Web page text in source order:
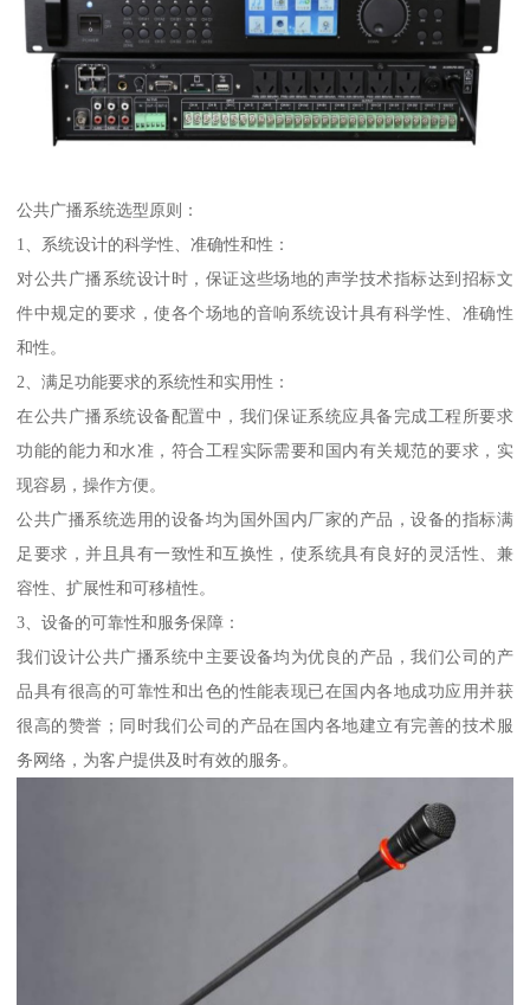
公共广播系统选型原则：
1、系统设计的科学性、准确性和性：
对公共广播系统设计时，保证这些场地的声学技术指标达到招标文
件中规定的要求，使各个场地的音响系统设计具有科学性、准确性
和性。
2、满足功能要求的系统性和实用性：
在公共广播系统设备配置中，我们保证系统应具备完成工程所要求
功能的能力和水准，符合工程实际需要和国内有关规范的要求，实
现容易，操作方便。
公共广播系统选用的设备均为国外国内厂家的产品，设备的指标满
足要求，并且具有一致性和互换性，使系统具有良好的灵活性、兼
容性、扩展性和可移植性。
3、设备的可靠性和服务保障：
我们设计公共广播系统中主要设备均为优良的产品，我们公司的产
品具有很高的可靠性和出色的性能表现已在国内各地成功应用并获
很高的赞誉；同时我们公司的产品在国内各地建立有完善的技术服
务网络，为客户提供及时有效的服务。